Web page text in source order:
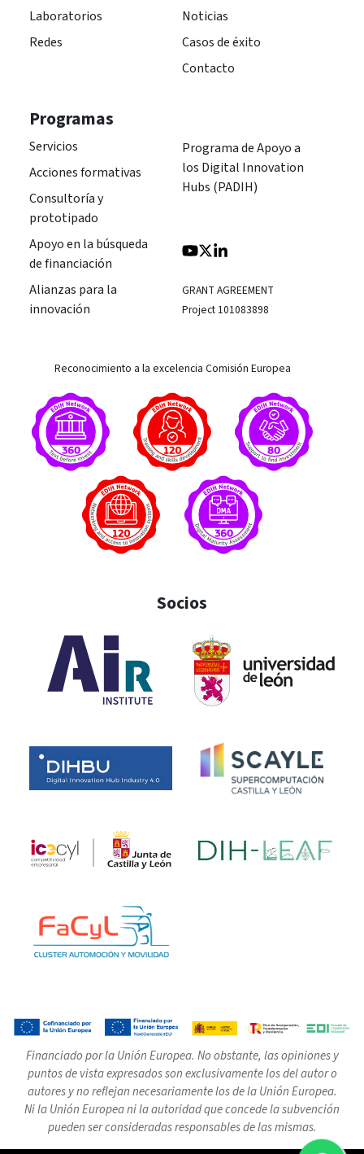
Laboratorios
Redes
Noticias
Casos de éxito
Contacto
Programas
Servicios
Acciones formativas
Consultoría y
prototipado
Apoyo en la búsqueda
de financiación
Alianzas para la
innovación
Programa de Apoyo a
los Digital Innovation
Hubs (PADIH)
GRANT AGREEMENT
Project 101083898
Reconocimiento a la excelencia Comisión Europea
Socios
Financiado por la Unión Europea. No obstante, las opiniones y
puntos de vista expresados son exclusivamente los del autor o
autores y no reflejan necesariamente los de la Unión Europea.
Ni la Unión Europea ni la autoridad que concede la subvención
pueden ser consideradas responsables de las mismas.